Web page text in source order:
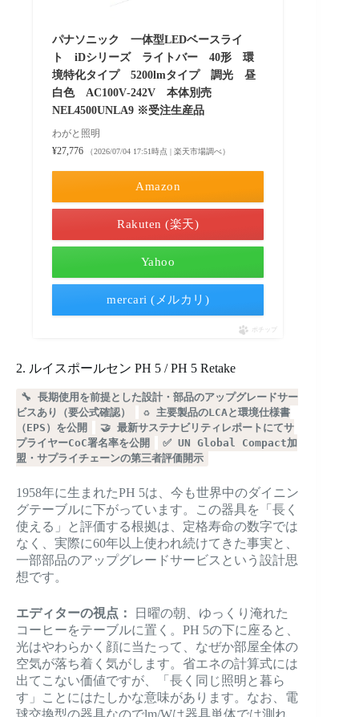
パナソニック 一体型LEDベースライ
ト iDシリーズ ライトバー 40形 環
境特化タイプ 5200lmタイプ 調光 昼
白色 AC100V‐242V 本体別売
NEL4500UNLA9 ※受注生産品
わがと照明
¥27,776
（2026/07/04 17:51時点 | 楽天市場調べ）
Amazon
Rakuten (楽天)
Yahoo
mercari (メルカリ)
ポチップ
2. ルイスポールセン PH 5 / PH 5 Retake
🔧 長期使用を前提とした設計・部品のアップグレードサー
ビスあり（要公式確認）
♻️ 主要製品のLCAと環境仕様書
（EPS）を公開
🤝 最新サステナビリティレポートにてサ
プライヤーCoC署名率を公開
✅ UN Global Compact加
盟・サプライチェーンの第三者評価開示
1958年に生まれたPH 5は、今も世界中のダイニン
グテーブルに下がっています。この器具を「長く
使える」と評価する根拠は、定格寿命の数字では
なく、実際に60年以上使われ続けてきた事実と、
一部部品のアップグレードサービスという設計思
想です。
エディターの視点：
日曜の朝、ゆっくり淹れた
コーヒーをテーブルに置く。PH 5の下に座ると、
光はやわらかく顔に当たって、なぜか部屋全体の
空気が落ち着く気がします。省エネの計算式には
出てこない価値ですが、「長く同じ照明と暮ら
す」ことにはたしかな意味があります。なお、電
球交換型の器具なのでlm/Wは器具単体では測れ